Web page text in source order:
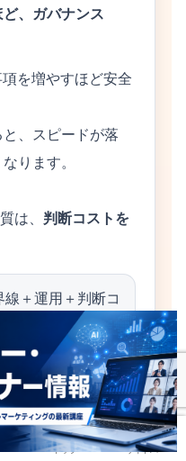
、ガバナンス
を増やすほど安全
、スピードが落
ります。
は、 判断コストを
＋運用＋判断コ
NGを作ると、迷
トップ サイドバー